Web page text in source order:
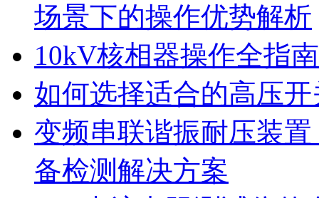
场景下的操作优势解析
10kV核相器操作全指
如何选择适合的高压
变频串联谐振耐压装
备检测解决方案